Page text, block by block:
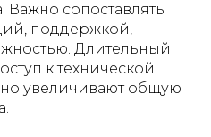
Важно сопоставлять
поддержкой,
Длительный
к технической
увеличивают общую